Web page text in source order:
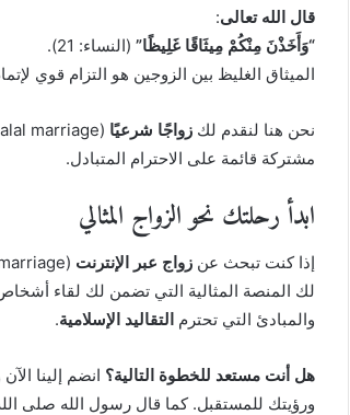
قال الله تعالى:
“وَأَخَذْنَ مِنْكُمْ مِيثَاقًا غَلِيظًا” (النساء: 21).
الميثاق الغليظ بين الزوجين هو التزام قوي
نحن هنا لنقدم لك زواجًا شرعيًا (halal marriage) قائمًا على
مشتركة قائمة على الاحترام المتبادل.
ابدأ رحلتك نحو الزواج المثالي
إذا كنت تبحث عن زواج عبر الإنترنت (online marriage) في
لك المنصة المثالية التي تضمن لك لقاء
والمبادئ التي تحترم التقاليد الإسلامية.
هل أنت مستعد للخطوة التالية؟ انضم إلينا
ورؤيتك للمستقبل. كما قال رسول الله صلى